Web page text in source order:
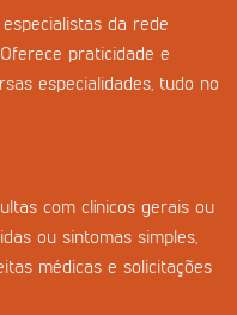
da rede
praticidade e
especialidades, tudo no
com clínicos gerais ou
ou sintomas simples,
médicas e solicitações